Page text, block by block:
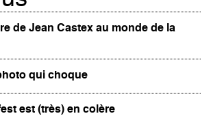
de Jean Castex au monde de la
qui choque
est (très) en colère